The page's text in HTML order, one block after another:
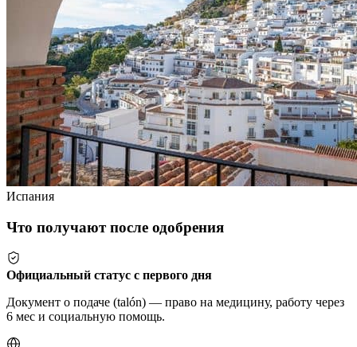
Испания
Что получают после одобрения
Официальный статус с первого дня
Документ о подаче (talón) — право на медицину, работу через
6 мес и социальную помощь.